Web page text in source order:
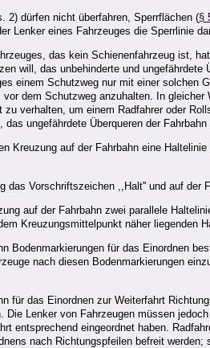
2) dürfen nicht überfahren, Sperrflächen (§
Lenker eines Fahrzeuges die Sperrlinie
das kein Schienenfahrzeug ist,
will, das unbehinderte und
einem Schutzweg nur mit einer solchen
dem Schutzweg anzuhalten. In
zu verhalten, um einem Radfahrer oder
das ungefährdete Überqueren der
Kreuzung auf der Fahrbahn eine Haltelinie
das Vorschriftszeichen ,,Halt'' und auf
auf der Fahrbahn zwei parallele
Kreuzungsmittelpunkt näher liegenden
Bodenmarkierungen für das Einordnen
nach diesen Bodenmarkierungen
für das Einordnen zur Weiterfahrt
Die Lenker von Fahrzeugen müssen
entsprechend eingeordnet haben.
nach Richtungspfeilen befreit